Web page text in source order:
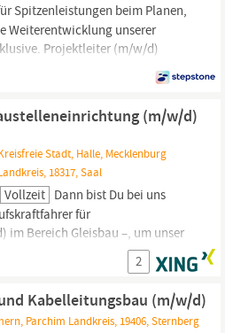
Spitzenleistungen beim Planen,
Weiterentwicklung unserer
Projektleiter (m/w/d)
in
Mecklenburg-
zum Leben: Als Projektleiter
schlüsselfertige (Groß-)
(m/w/d)
Stadt, Halle, Mecklenburg
18317, Saal
Vollzeit Dann bist Du bei uns
für
im Bereich Gleisbau –, um unser
zu verstärken. Die Rhomberg
international führenden
Lieferung...
2
Kabelleitungsbau (m/w/d)
Parchim Landkreis, 19406, Sternberg